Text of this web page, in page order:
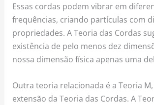
Essas cordas podem vibrar em
frequências, criando partículas com
propriedades. A Teoria das Cordas
existência de pelo menos dez
nossa dimensão física apenas uma
Outra teoria relacionada é a Teoria
extensão da Teoria das Cordas. A